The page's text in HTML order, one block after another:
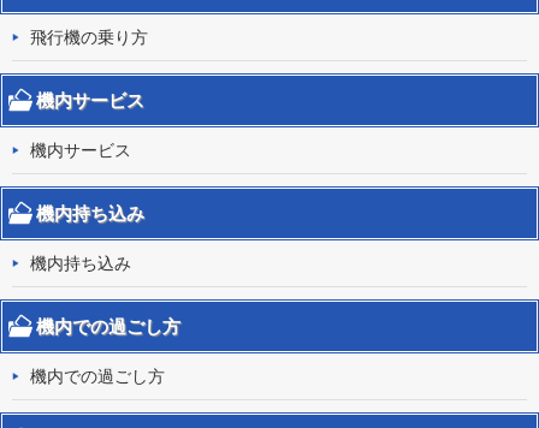
飛行機の乗り方
機内サービス
機内サービス
機内持ち込み
機内持ち込み
機内での過ごし方
機内での過ごし方